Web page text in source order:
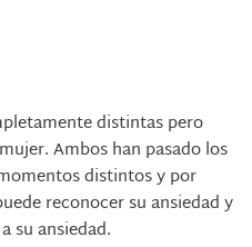
distintas pero
Ambos han pasado los
distintos y por
reconocer su ansiedad y
su ansiedad.